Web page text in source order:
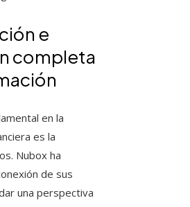
e
completa
en la
es la
Nubox ha
de sus
una perspectiva